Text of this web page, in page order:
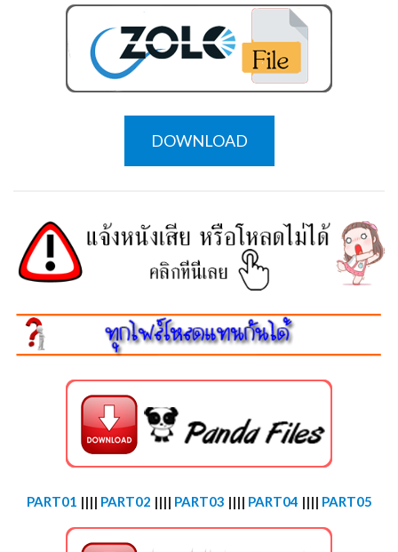
DOWNLOAD
PART01 |||| PART02 |||| PART03 |||| PART04 |||| PART05